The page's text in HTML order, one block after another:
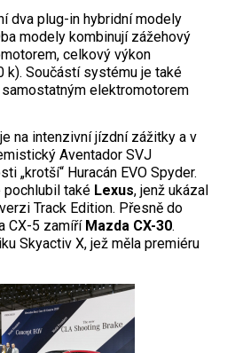
dva plug-in hybridní modely
modely kombinují zážehový
celkový výkon
k). Součástí systému je také
elektromotorem
na intenzivní jízdní zážitky a v
Aventador SVJ
„krotší“ Huracán EVO Spyder.
také Lexus, jenž ukázal
Track Edition. Přesně do
CX-5 zamíří Mazda CX-30.
Skyactiv X, jež měla premiéru